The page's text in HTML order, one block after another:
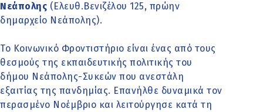
Νεάπολης (Ελευθ.Βενιζέλου 125, πρώην
δημαρχείο Νεάπολης).
Το Κοινωνικό Φροντιστήριο είναι ένας από τους
θεσμούς της εκπαιδευτικής πολιτικής του
δήμου Νεάπολης-Συκεών που ανεστάλη
εξαιτίας της πανδημίας. Επανήλθε δυναμικά τον
περασμένο Νοέμβριο και λειτούργησε κατά τη